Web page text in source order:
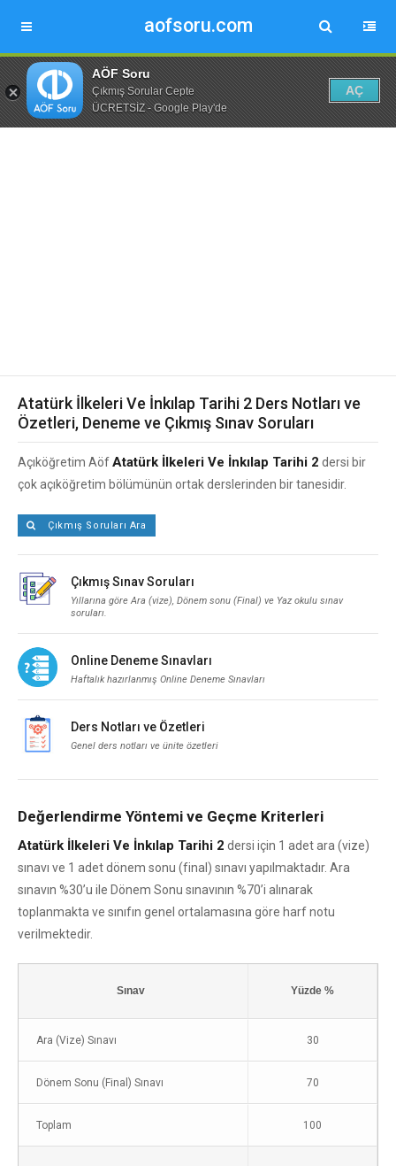
aofsoru.com
AÖF Soru
Çıkmış Sorular Cepte
ÜCRETSİZ - Google Play'de
AÇ
Atatürk İlkeleri Ve İnkılap Tarihi 2 Ders Notları ve
Özetleri, Deneme ve Çıkmış Sınav Soruları
Açıköğretim AöfAtatürk İlkeleri Ve İnkılap Tarihi 2 dersi bir
çok açıköğretim bölümünün ortak derslerinden bir tanesidir.
Çıkmış Soruları Ara
Çıkmış Sınav Soruları
Yıllarına göre Ara (vize), Dönem sonu (Final) ve Yaz okulu sınav
soruları.
Online Deneme Sınavları
Haftalık hazırlanmış Online Deneme Sınavları
Ders Notları ve Özetleri
Genel ders notları ve ünite özetleri
Değerlendirme Yöntemi ve Geçme Kriterleri
Atatürk İlkeleri Ve İnkılap Tarihi 2 dersi için 1 adet ara (vize)
sınavı ve 1 adet dönem sonu (final) sınavı yapılmaktadır. Ara
sınavın %30’u ile Dönem Sonu sınavının %70’i alınarak
toplanmakta ve sınıfın genel ortalamasına göre harf notu
verilmektedir.
Sınav Yüzde %
Ara (Vize) Sınavı 30
Dönem Sonu (Final) Sınavı 70
Toplam 100